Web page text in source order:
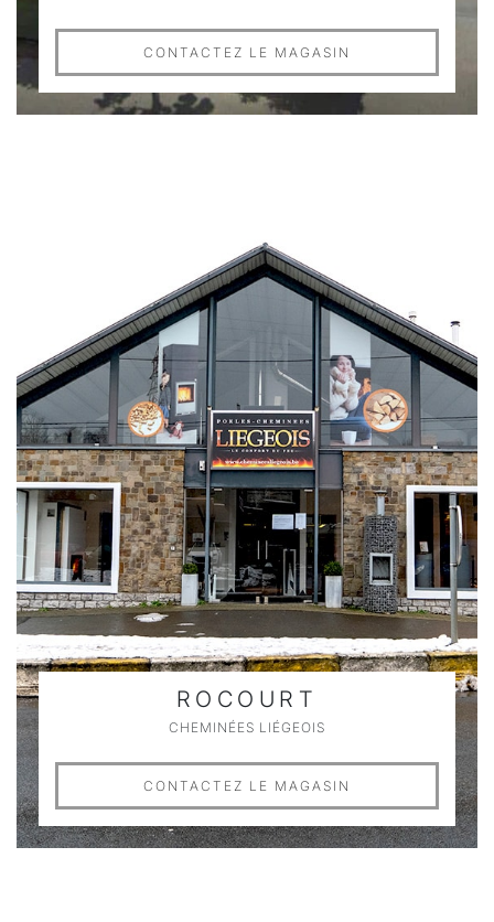
CONTACTEZ LE MAGASIN
ROCOURT
CHEMINÉES LIÉGEOIS
CONTACTEZ LE MAGASIN